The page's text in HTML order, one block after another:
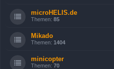
microHELIS.de
Themen: 85
Mikado
Themen: 1404
minicopter
Themen: 70